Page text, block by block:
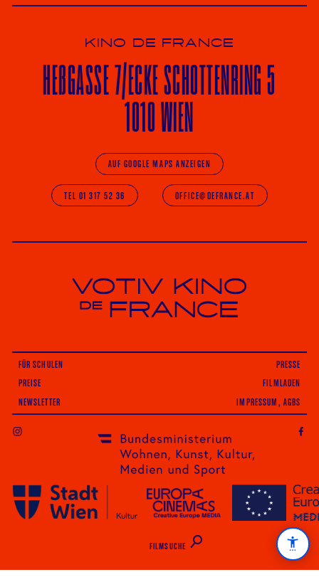
KINO DE FRANCE
HEßGASSE 7/ECKESCHOTTENRING 5
1010 WIEN
AUF GOOGLE MAPS ANZEIGEN
TEL 01 317 52 36 OFFICE@DEFRANCE.AT
Votiv Kino und Kino De France in Wien
FÜR SCHULEN
PRESSE
PREISE
FILMLADEN
NEWSLETTER IMPRESSUM, AGBS
FILMSUCHE